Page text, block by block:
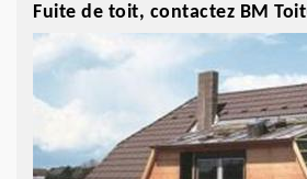
Fuite de toit, contactez BM